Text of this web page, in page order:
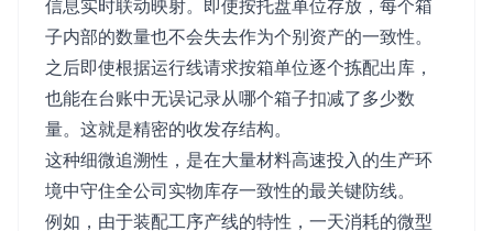
信息实时联动映射。即使按托盘单位存放，每个箱
子内部的数量也不会失去作为个别资产的一致性。
之后即使根据运行线请求按箱单位逐个拣配出库，
也能在台账中无误记录从哪个箱子扣减了多少数
量。这就是精密的收发存结构。
这种细微追溯性，是在大量材料高速投入的生产环
境中守住全公司实物库存一致性的最关键防线。
例如，由于装配工序产线的特性，一天消耗的微型